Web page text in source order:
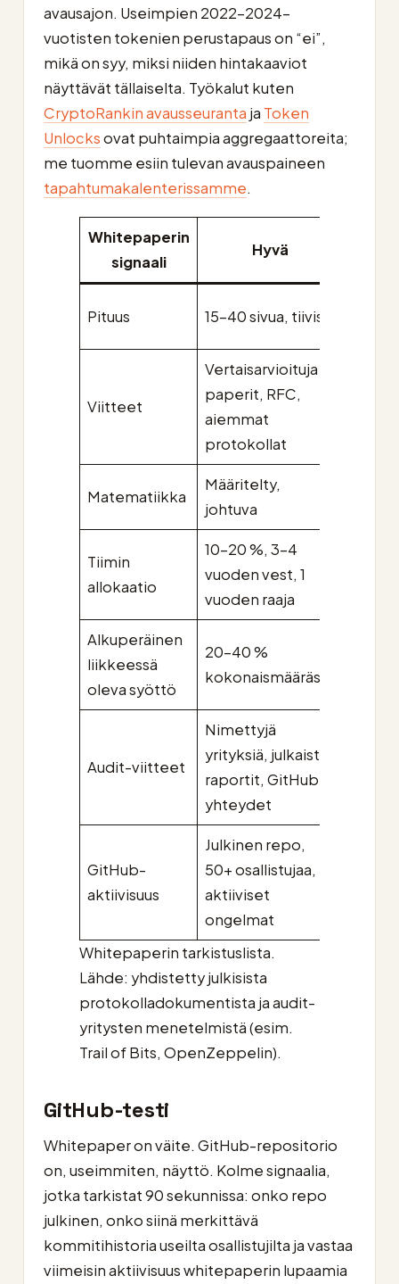
avausajon. Useimpien 2022–2024-
vuotisten tokenien perustapaus on “ei”,
mikä on syy, miksi niiden hintakaaviot
näyttävät tällaiselta. Työkalut kuten
CryptoRankin avausseuranta ja Token
Unlocksovat puhtaimpia aggregaattoreita;
me tuomme esiin tulevan avauspaineen
tapahtumakalenterissamme.
Whitepaperin
signaali
Hyvä
Pituus 15–40 sivua, tiivis
Viitteet
Vertaisarvioituja
paperit, RFC,
aiemmat
protokollat
Matematiikka
Määritelty,
johtuva
Tiimin
allokaatio
10–20 %, 3–4
vuoden vest, 1
vuoden raaja
Alkuperäinen
liikkeessä
oleva syöttö
20–40 %
kokonaismäärästä
Audit-viitteet
Nimettyjä
yrityksiä, julkaistut
raportit, GitHub-
yhteydet
GitHub-
aktiivisuus
Julkinen repo,
50+ osallistujaa,
aktiiviset
ongelmat
Whitepaperin tarkistuslista.
Lähde: yhdistetty julkisista
protokolladokumentista ja audit-
yritysten menetelmistä (esim.
Trail of Bits, OpenZeppelin).
GitHub-testi
Whitepaper on väite. GitHub-repositorio
on, useimmiten, näyttö. Kolme signaalia,
jotka tarkistat 90 sekunnissa: onko repo
julkinen, onko siinä merkittävä
kommitihistoria useilta osallistujilta ja vastaa
viimeisin aktiivisuus whitepaperin lupaamia